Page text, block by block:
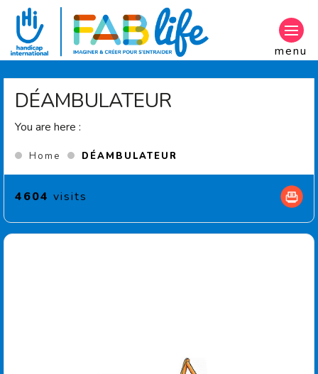
Aller au contenu principal
menu
DÉAMBULATEUR
You are here :
Home DÉAMBULATEUR
4604 visits